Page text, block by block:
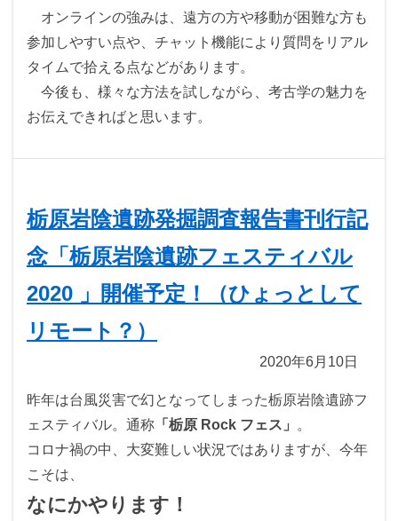
オンラインの強みは、遠方の方や移動が困難な方も
参加しやすい点や、チャット機能により質問をリアル
タイムで拾える点などがあります。
今後も、様々な方法を試しながら、考古学の魅力を
お伝えできればと思います。
栃原岩陰遺跡発掘調査報告書刊行記
念「栃原岩陰遺跡フェスティバル
2020 」開催予定！（ひょっとして
リモート？）
2020年6月10日
昨年は台風災害で幻となってしまった栃原岩陰遺跡フ
ェスティバル。通称 「栃原 Rock フェス」
。
コロナ禍の中、大変難しい状況ではありますが、今年
こそは、
なにかやります！